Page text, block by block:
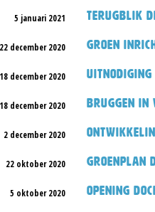
5 januari 2021 Terugblik
22 december 2020 Groen
18 december 2020 Uitnodiging
18 december 2020 Bruggen in
2 december 2020
22 oktober 2020 Groenplan
5 oktober 2020 Opening